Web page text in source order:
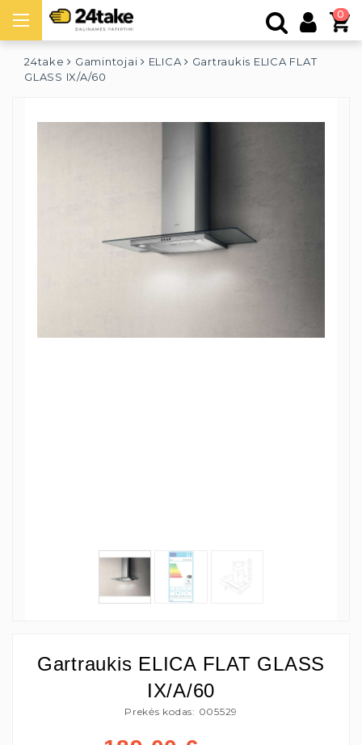
0
24take Gamintojai ELICA
Gartraukis ELICA FLAT
GLASS IX/A/60
Gartraukis ELICA FLAT GLASS
IX/A/60
Prekės kodas: 005529